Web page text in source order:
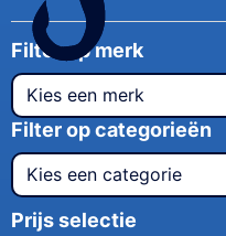
Filter op merk
Kies een merk
Filter op categorieën
Kies een categorie
Prijs selectie